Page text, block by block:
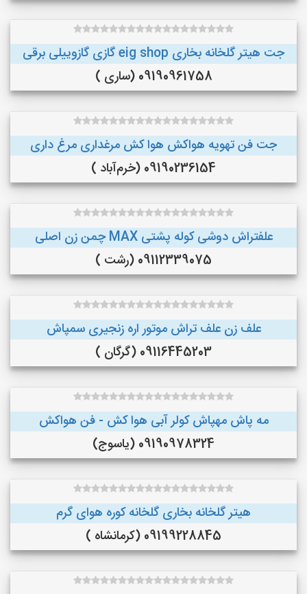
جت هیتر گلخانه بخاری eig shop گازی گازوییلی برقی
09190961758 (ساری )
جت فن تهویه هواکش هوا کش مرغداری مرغ داری
09190236154 (خرم‌آباد )
علفتراش دوشی کوله پشتی MAX چمن زن اصلی
09112339075 (رشت )
علف زن علف تراش موتور اره زنجیری سمپاش
09116445203 (گرگان )
مه پاش مهپاش کولر آبی هوا کش - فن هواکش
09190978324 (یاسوج)
هیتر گلخانه بخاری گلخانه کوره هوای گرم
09199228845 (کرمانشاه )